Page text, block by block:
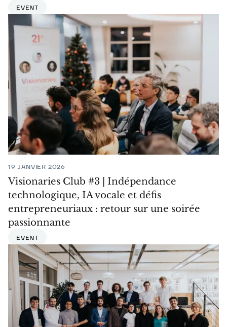
EVENT
19 JANVIER 2026
Visionaries Club #3 | Indépendance
technologique, IA vocale et défis
entrepreneuriaux : retour sur une soirée
passionnante
EVENT